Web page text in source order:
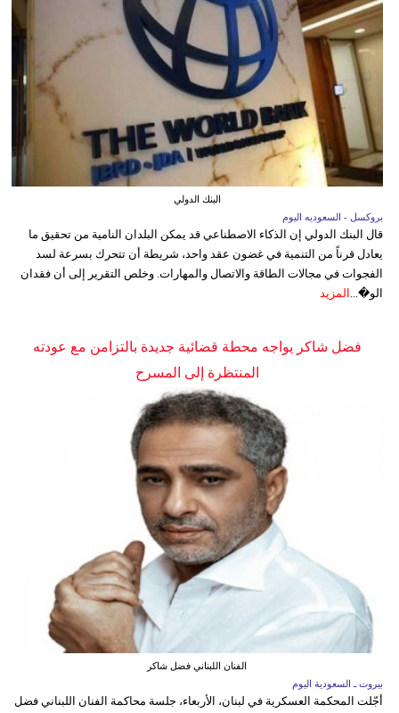
البنك الدولي
بروكسل - السعوديه اليوم
قال البنك الدولي إن الذكاء الاصطناعي قد يمكن البلدان النامية من تحقيق ما
يعادل قرناً من التنمية في غضون عقد واحد، شريطة أن تتحرك بسرعة لسد
الفجوات في مجالات الطاقة والاتصال والمهارات. وخلص التقرير إلى أن فقدان
الو�... المزيد
فضل شاكر يواجه محطة قضائية جديدة بالتزامن مع عودته
المنتظرة إلى المسرح
الفنان اللبناني فضل شاكر
بيروت ـ السعودية اليوم
أجّلت المحكمة العسكرية في لبنان، الأربعاء، جلسة محاكمة الفنان اللبناني فضل